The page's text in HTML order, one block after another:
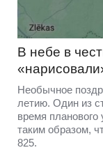
В небе в
Необычное
летию. Один из
время
таким образом,
825.